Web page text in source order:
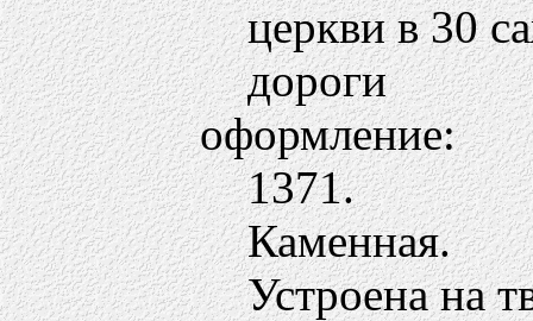
церкви в 30
дороги
оформление:
1371.
Каменная.
Устроена на